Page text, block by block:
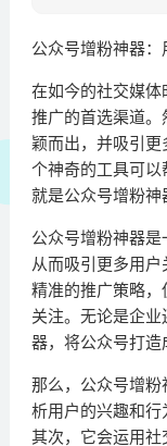
公众号增粉神器：
在如今的社交媒
推广的首选渠道
颖而出，并吸引
个神奇的工具可
就是公众号增粉神
公众号增粉神器是
从而吸引更多用
精准的推广策略
关注。无论是企
器，将公众号打造
那么，公众号增
析用户的兴趣和行
其次，它会运用